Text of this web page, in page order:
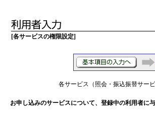
[各サービスの権限設定]
各サービス（照会・振込振替サー
お申し込みのサービスについて、登録中の利用者に